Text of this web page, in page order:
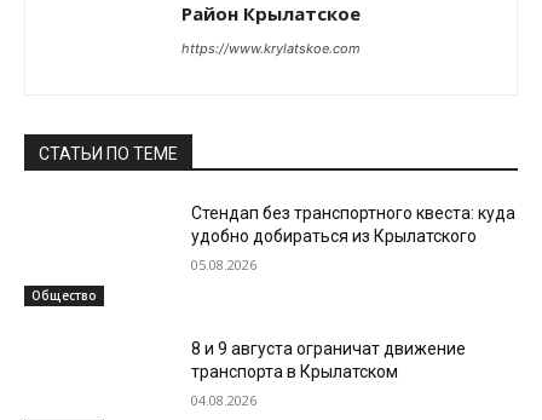
Район Крылатское
https://www.krylatskoe.com
СТАТЬИ ПО ТЕМЕ
Общество
Стендап без транспортного квеста: куда
удобно добираться из Крылатского
05.08.2026
8 и 9 августа ограничат движение
транспорта в Крылатском
04.08.2026